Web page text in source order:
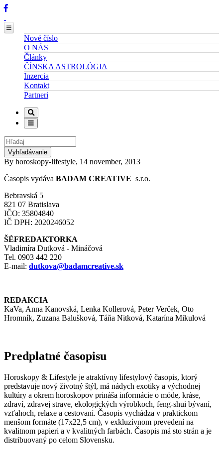
Nové číslo
O NÁS
Články
ČÍNSKA ASTROLÓGIA
Inzercia
Kontakt
Partneri
Vyhľadávanie
By horoskopy-lifestyle, 14 november, 2013
Časopis vydáva BADAM CREATIVE s.r.o.
Bebravská 5
821 07 Bratislava
IČO: 35804840
IČ DPH: 2020246052
ŠÉFREDAKTORKA
Vladimíra Dutková - Mináčová
Tel. 0903 442 220
E-mail: dutkova@badamcreative.sk
REDAKCIA
KaVa, Anna Kanovská, Lenka Kollerová, Peter Verček, Oto
Hromník, Zuzana Balušková, Táňa Nitková, Katarína Mikulová
Predplatné časopisu
Horoskopy & Lifestyle je atraktívny lifestylový časopis, ktorý
predstavuje nový životný štýl, má nádych exotiky a východnej
kultúry a okrem horoskopov prináša informácie o móde, kráse,
zdraví, zdravej strave, ekologických výrobkoch, feng-shui bývaní,
vzťahoch, relaxe a cestovaní. Časopis vychádza v praktickom
menšom formáte (17x22,5 cm), v exkluzívnom prevedení na
kvalitnom papieri a v kvalitných farbách. Časopis má sto strán a je
distribuovaný po celom Slovensku.